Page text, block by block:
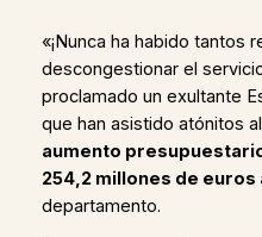
«¡Nunca ha habido tantos
descongestionar el
proclamado un exultante
que han asistido atónitos
aumento
254,2 millones de euros
departamento.